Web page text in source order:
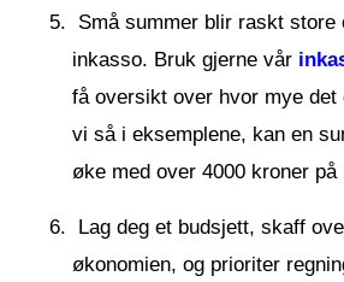
Små summer blir raskt store
inkasso. Bruk gjerne vår
få oversikt over hvor mye det
vi så i eksemplene, kan en
øke med over 4000 kroner på
Lag deg et budsjett, skaff
økonomien, og prioriter